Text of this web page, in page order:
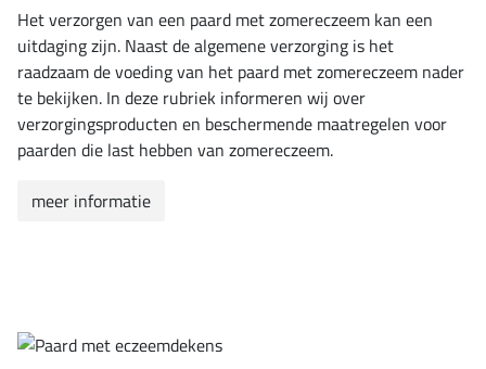
Het verzorgen van een paard met zomereczeem kan een
uitdaging zijn. Naast de algemene verzorging is het
raadzaam de voeding van het paard met zomereczeem nader
te bekijken. In deze rubriek informeren wij over
verzorgingsproducten en beschermende maatregelen voor
paarden die last hebben van zomereczeem.
meer informatie